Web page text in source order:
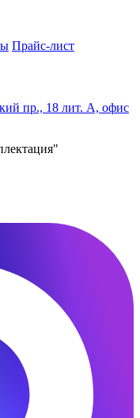
Прайс-лист
пр., 18 лит. А, офис